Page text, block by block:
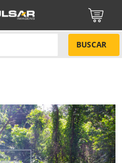
BUSCAR
NÃO